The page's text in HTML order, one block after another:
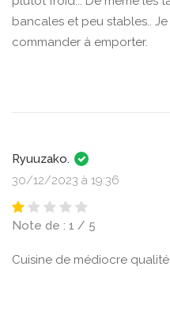
bancales et peu stables..
commander à emporter.
Ryuuzako.
30/12/2023 à 19:36
Note de : 1 / 5
Cuisine de médiocre